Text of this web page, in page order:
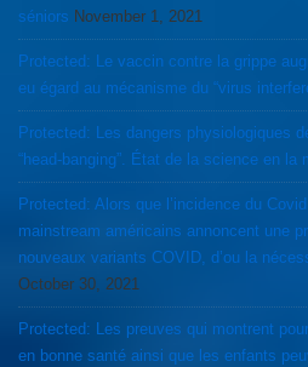
séniors November 1, 2021
Protected: Le vaccin contre la grippe
eu égard au mécanisme du “virus
Protected: Les dangers physiologiques
“head-banging”. État de la science en la
Protected: Alors que l’incidence du
mainstream américains annoncent une
nouveaux variants COVID, d’ou la
October 30, 2021
Protected: Les preuves qui montrent
en bonne santé ainsi que les enfants